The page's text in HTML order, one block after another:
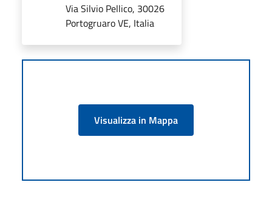
Via Silvio Pellico, 30026
Portogruaro VE, Italia
Visualizza in Mappa